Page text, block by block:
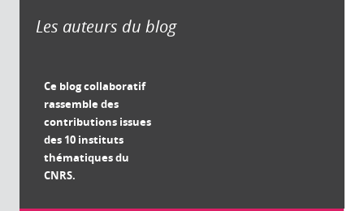
Les auteurs du blog
Ce blog collaboratif
rassemble des
contributions issues
des 10 instituts
thématiques du
CNRS.